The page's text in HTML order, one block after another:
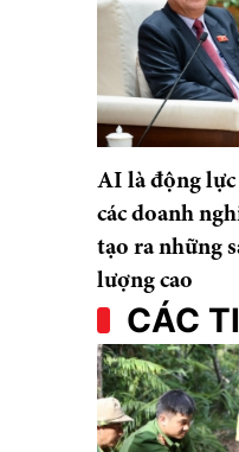
AI là động
các doanh
tạo ra những
lượng cao
CÁC